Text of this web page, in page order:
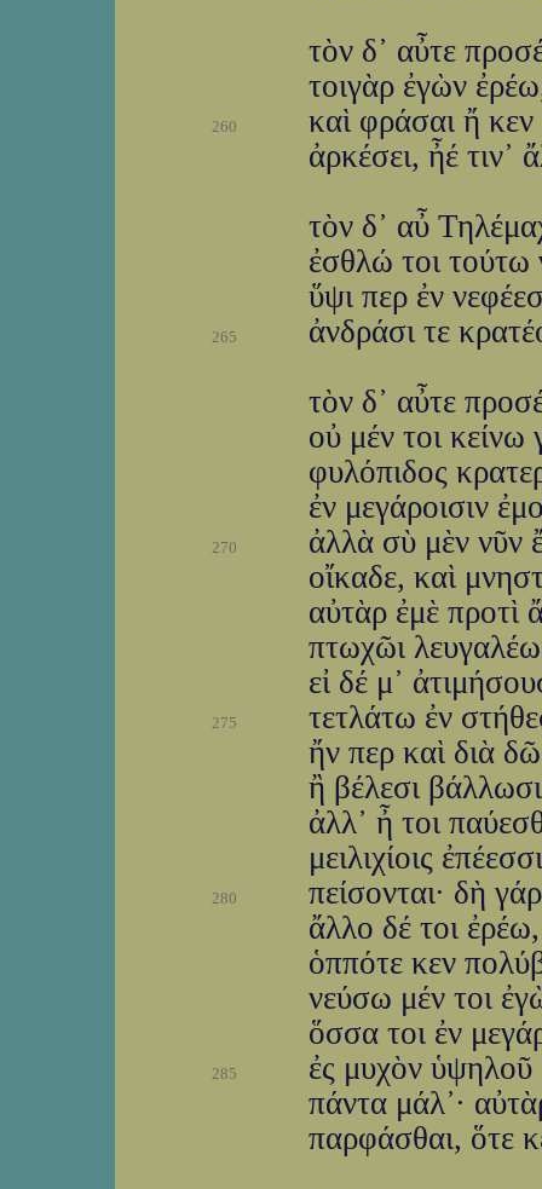
τὸν δ᾽ αὖτε
τοιγὰρ ἐγὼν
260
καὶ φράσαι ἤ
ἀρκέσει, ἦέ τιν᾽
τὸν δ᾽ αὖ
ἐσθλώ τοι τούτω
ὕψι περ ἐν
265
ἀνδράσι τε
τὸν δ᾽ αὖτε
οὐ μέν τοι
φυλόπιδος
ἐν μεγάροισιν
270
ἀλλὰ σὺ μὲν νῦν
οἴκαδε, καὶ
αὐτὰρ ἐμὲ προτὶ
πτωχῶι
εἰ δέ μ᾽
275
τετλάτω ἐν
ἤν περ καὶ διὰ
ἢ βέλεσι
ἀλλ᾽ ἦ τοι
μειλιχίοις
280
πείσονται· δὴ
ἄλλο δέ τοι
ὁππότε κεν
νεύσω μέν τοι
ὅσσα τοι ἐν
285
ἐς μυχὸν ὑψηλοῦ
πάντα μάλ᾽·
παρφάσθαι, ὅτε